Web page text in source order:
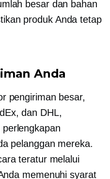
besar dan bahan
produk Anda tetap
Anda
pengiriman besar,
dan DHL,
pelanggan mereka.
teratur melalui
memenuhi syarat